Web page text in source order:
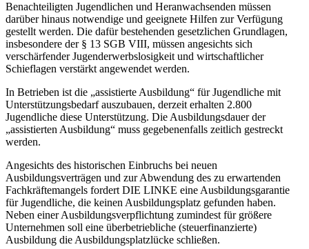
Benachteiligten Jugendlichen und Heranwachsenden müssen
darüber hinaus notwendige und geeignete Hilfen zur Verfügung
gestellt werden. Die dafür bestehenden gesetzlichen Grundlagen,
insbesondere der § 13 SGB VIII, müssen angesichts sich
verschärfender Jugenderwerbslosigkeit und wirtschaftlicher
Schieflagen verstärkt angewendet werden.
In Betrieben ist die „assistierte Ausbildung“ für Jugendliche mit
Unterstützungsbedarf auszubauen, derzeit erhalten 2.800
Jugendliche diese Unterstützung. Die Ausbildungsdauer der
„assistierten Ausbildung“ muss gegebenenfalls zeitlich gestreckt
werden.
Angesichts des historischen Einbruchs bei neuen
Ausbildungsverträgen und zur Abwendung des zu erwartenden
Fachkräftemangels fordert DIE LINKE eine Ausbildungsgarantie
für Jugendliche, die keinen Ausbildungsplatz gefunden haben.
Neben einer Ausbildungsverpflichtung zumindest für größere
Unternehmen soll eine überbetriebliche (steuerfinanzierte)
Ausbildung die Ausbildungsplatzlücke schließen.